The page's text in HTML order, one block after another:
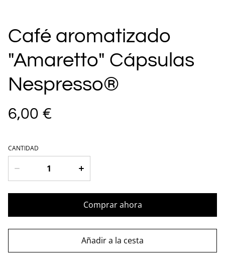
Café aromatizado
"Amaretto" Cápsulas
Nespresso®
6,00 €
CANTIDAD
Comprar ahora
Añadir a la cesta